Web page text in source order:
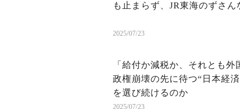
も止まらず、JR東海のずさん
2025/07/23
「給付か減税か、それとも
政権崩壊の先に待つ“日本経
を選び続けるのか
2025/07/23